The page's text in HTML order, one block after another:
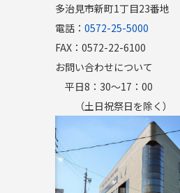
多治見市新町1丁目23番地
電話： 0572-25-5000
FAX：0572-22-6100
お問い合わせについて
平日8：30～17：00
（土日祝祭日を除く）